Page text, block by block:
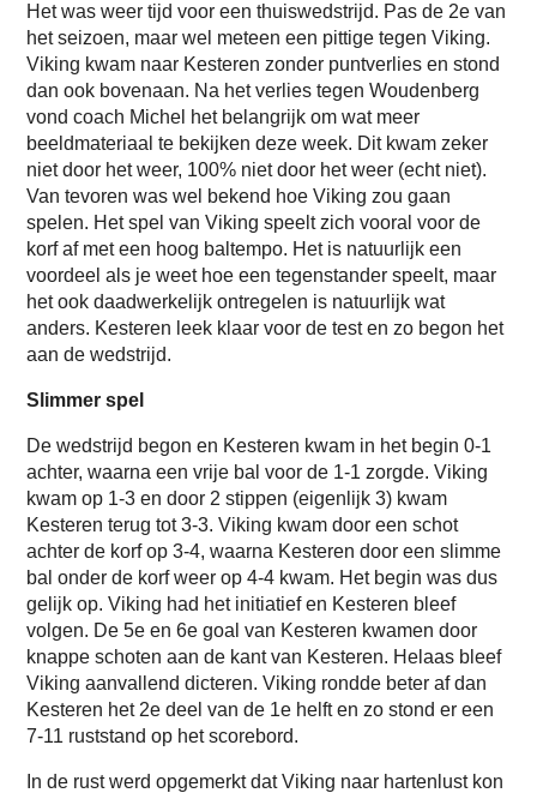
Het was weer tijd voor een thuiswedstrijd. Pas de 2e van
het seizoen, maar wel meteen een pittige tegen Viking.
Viking kwam naar Kesteren zonder puntverlies en stond
dan ook bovenaan. Na het verlies tegen Woudenberg
vond coach Michel het belangrijk om wat meer
beeldmateriaal te bekijken deze week. Dit kwam zeker
niet door het weer, 100% niet door het weer (echt niet).
Van tevoren was wel bekend hoe Viking zou gaan
spelen. Het spel van Viking speelt zich vooral voor de
korf af met een hoog baltempo. Het is natuurlijk een
voordeel als je weet hoe een tegenstander speelt, maar
het ook daadwerkelijk ontregelen is natuurlijk wat
anders. Kesteren leek klaar voor de test en zo begon het
aan de wedstrijd.
Slimmer spel
De wedstrijd begon en Kesteren kwam in het begin 0-1
achter, waarna een vrije bal voor de 1-1 zorgde. Viking
kwam op 1-3 en door 2 stippen (eigenlijk 3) kwam
Kesteren terug tot 3-3. Viking kwam door een schot
achter de korf op 3-4, waarna Kesteren door een slimme
bal onder de korf weer op 4-4 kwam. Het begin was dus
gelijk op. Viking had het initiatief en Kesteren bleef
volgen. De 5e en 6e goal van Kesteren kwamen door
knappe schoten aan de kant van Kesteren. Helaas bleef
Viking aanvallend dicteren. Viking rondde beter af dan
Kesteren het 2e deel van de 1e helft en zo stond er een
7-11 ruststand op het scorebord.
In de rust werd opgemerkt dat Viking naar hartenlust kon